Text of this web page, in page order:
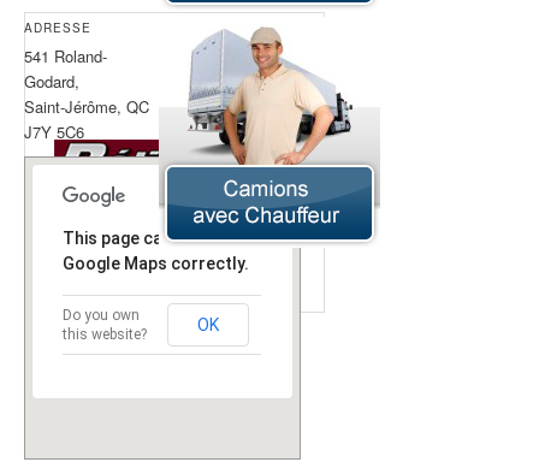
ADRESSE
(450) 258-2222
541 Roland-
Godard,
Saint-Jérôme, QC
J7Y 5C6
This page can't load
Google Maps correctly.
Do you own
this website?
OK